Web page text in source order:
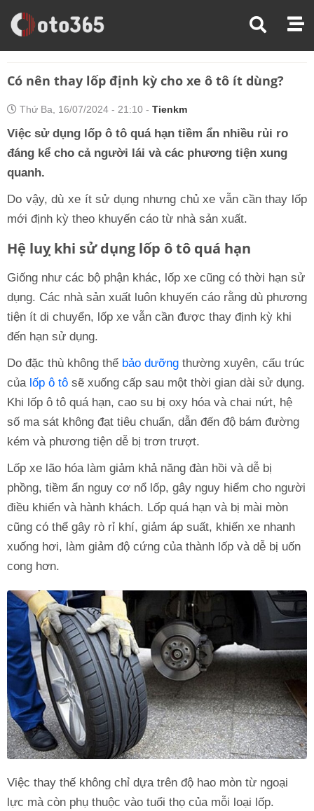
Trang Chủ
Chăm Sóc Xe
Có nên thay lốp định kỳ cho xe ô tô ít dùng?
Thứ Ba, 16/07/2024 - 21:10 - Tienkm
Việc sử dụng lốp ô tô quá hạn tiềm ẩn nhiều rủi ro
đáng kể cho cả người lái và các phương tiện xung
quanh.
Do vậy, dù xe ít sử dụng nhưng chủ xe vẫn cần thay lốp
mới định kỳ theo khuyến cáo từ nhà sản xuất.
Hệ luỵ khi sử dụng lốp ô tô quá hạn
Giống như các bộ phận khác, lốp xe cũng có thời hạn sử
dụng. Các nhà sản xuất luôn khuyến cáo rằng dù phương
tiện ít di chuyển, lốp xe vẫn cần được thay định kỳ khi
đến hạn sử dụng.
Do đặc thù không thể bảo dưỡng thường xuyên, cấu trúc
của lốp ô tô sẽ xuống cấp sau một thời gian dài sử dụng.
Khi lốp ô tô quá hạn, cao su bị oxy hóa và chai nứt, hệ
số ma sát không đạt tiêu chuẩn, dẫn đến độ bám đường
kém và phương tiện dễ bị trơn trượt.
Lốp xe lão hóa làm giảm khả năng đàn hồi và dễ bị
phồng, tiềm ẩn nguy cơ nổ lốp, gây nguy hiểm cho người
điều khiển và hành khách. Lốp quá hạn và bị mài mòn
cũng có thể gây rò rỉ khí, giảm áp suất, khiến xe nhanh
xuống hơi, làm giảm độ cứng của thành lốp và dễ bị uốn
cong hơn.
Việc thay thế không chỉ dựa trên độ hao mòn từ ngoại
lực mà còn phụ thuộc vào tuổi thọ của mỗi loại lốp.